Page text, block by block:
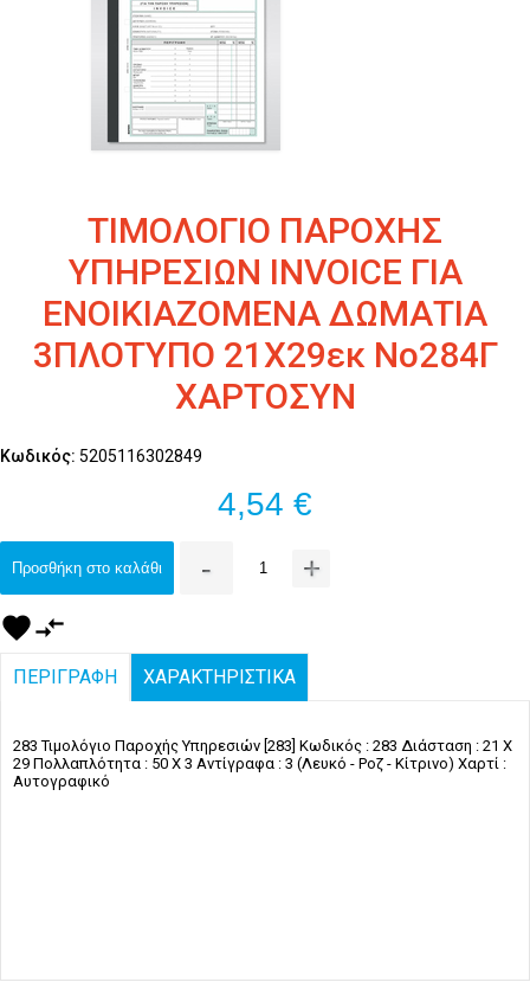
ΤΙΜΟΛΟΓΙΟ ΠΑΡΟΧΗΣ
ΥΠΗΡΕΣΙΩΝ INVOICE ΓΙΑ
ΕΝΟΙΚΙΑΖΟΜΕΝΑ ΔΩΜΑΤΙΑ
3ΠΛΟΤΥΠΟ 21Χ29εκ Νο284Γ
ΧΑΡΤΟΣΥΝ
Κωδικός: 5205116302849
4,54 €
Προσθήκη στο καλάθι - +
favoritecompare_arrows
ΠΕΡΙΓΡΑΦΗ ΧΑΡΑΚΤΗΡΙΣΤΙΚΑ
283 Τιμολόγιο Παροχής Υπηρεσιών [283] Κωδικός : 283 Διάσταση : 21 X
29 Πολλαπλότητα : 50 X 3 Αντίγραφα : 3 (Λευκό - Ροζ - Κίτρινο) Χαρτί :
Αυτογραφικό